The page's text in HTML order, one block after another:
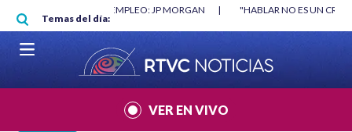
Pasar al contenido principal
Temas del día:
"HABLAR NO ES UN CRIMEN": CARTA DE BETO CORAL |
VER EN VIVO